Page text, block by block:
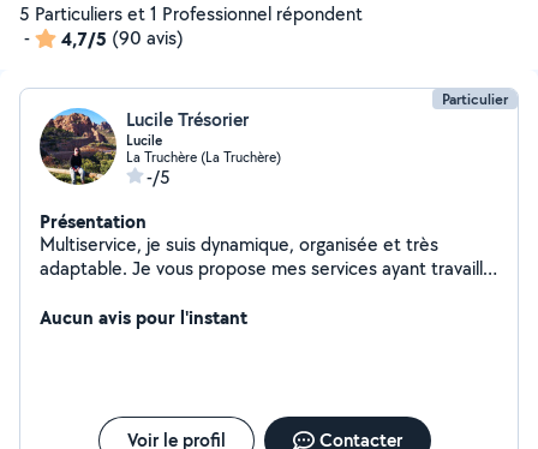
5 Particuliers et 1 Professionnel répondent
-
4,7/5 (90 avis)
Particulier
Lucile Trésorier
Lucile
La Truchère (La Truchère)
-/5
Présentation
Multiservice, je suis dynamique, organisée et très
adaptable. Je vous propose mes services ayant travaillé
en tant que saisonnière en club vacances ( service,
également mes services pour les garder à votre
domicile, pour des balades ou autres.
Aucun avis pour l'instant
Voir le profil Contacter